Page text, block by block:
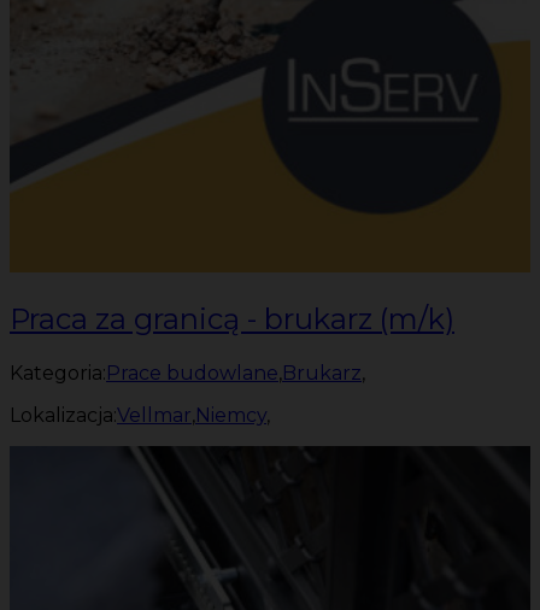
Praca za granicą - brukarz (m/k)
Kategoria:Prace budowlane,Brukarz,
Lokalizacja:Vellmar,Niemcy,